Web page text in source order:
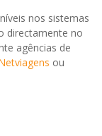
nos sistemas
directamente no
agências de
ou